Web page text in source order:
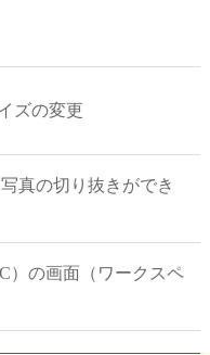
ズの変更
真の切り抜きができ
）の画面（ワークスペ